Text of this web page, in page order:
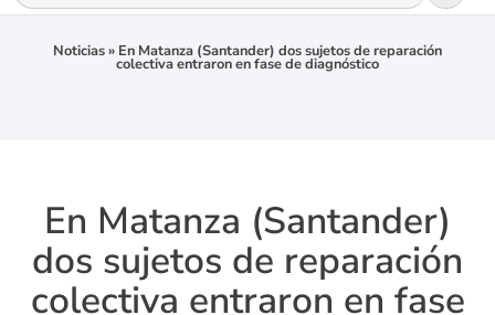
Noticias» En Matanza (Santander) dos sujetos de reparación
colectiva entraron en fase de diagnóstico
En Matanza (Santander)
dos sujetos de reparación
colectiva entraron en fase